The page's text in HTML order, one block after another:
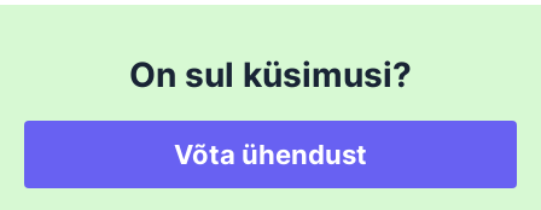
On sul küsimusi?
Võta ühendust